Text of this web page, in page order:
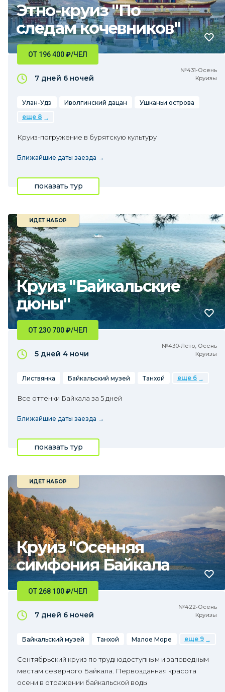
Этно-круиз "По
следам кочевников"
№431•Осень
Круизы
ОТ 196 400₽/ЧЕЛ
7 дней 6 ночей
Улан-Удэ Иволгинский дацан
Ушканьи острова
еще 8
Круиз-погружение в бурятскую культуру
Ближайшие даты заезда →
показать тур
Круиз "Байкальские
дюны"
ИДЕТ НАБОР
№430•Лето, Осень
Круизы
ОТ 230 700₽/ЧЕЛ
5 дней 4 ночи
Листвянка Байкальский музей Танхой еще 6
Все оттенки Байкала за 5 дней
Ближайшие даты заезда →
показать тур
Круиз "Осенняя
симфония Байкала
ИДЕТ НАБОР
№422•Осень
Круизы
ОТ 268 100₽/ЧЕЛ
7 дней 6 ночей
Байкальский музей Танхой Малое Море еще 9
Сентябрьский круиз по труднодоступным и заповедным
местам северного Байкала. Первозданная красота
осени в отражении байкальской воды